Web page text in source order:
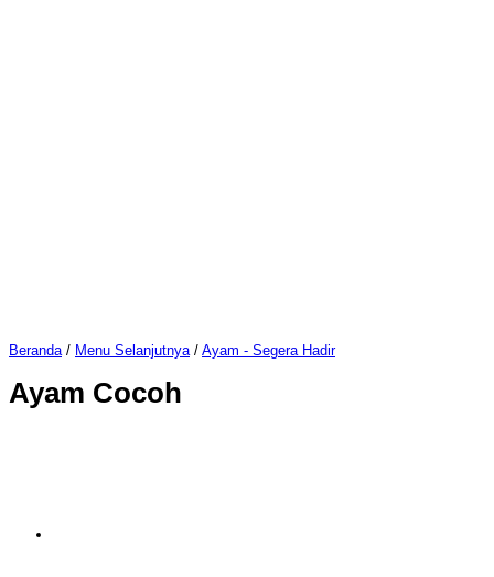
Beranda / Menu Selanjutnya / Ayam - Segera Hadir
Ayam Cocoh